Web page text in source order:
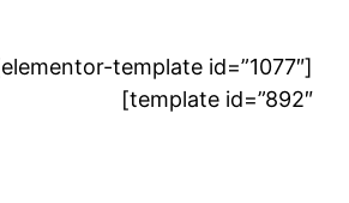
template id=”892″]